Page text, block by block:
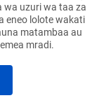
wa uzuri wa taa za
eneo lolote wakati
matambaa au
mradi.